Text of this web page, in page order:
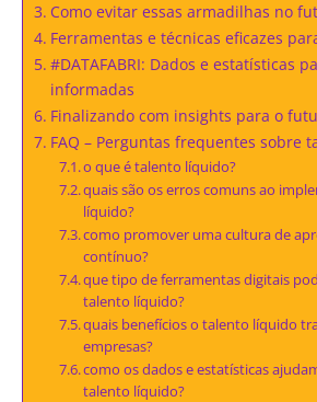
Como evitar essas armadilhas no
Ferramentas e técnicas eficazes
#DATAFABRI: Dados e estatísticas
informadas
Finalizando com insights para o
FAQ – Perguntas frequentes sobre
o que é talento líquido?
quais são os erros comuns ao
líquido?
como promover uma cultura de
contínuo?
que tipo de ferramentas digitais
talento líquido?
quais benefícios o talento líquido
empresas?
como os dados e estatísticas
talento líquido?